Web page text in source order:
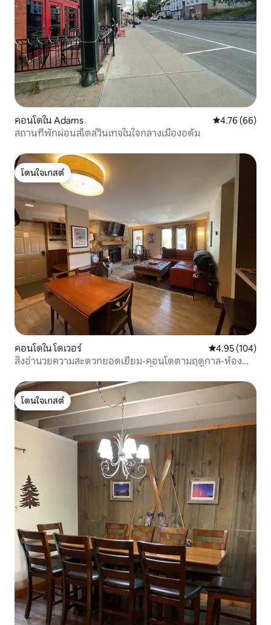
คอนโดใน Adams คะแนนเฉลี่ย
4.76 (66)
สถานที่พักผ่อนสไตล์วินเทจในใจกลางเมืองอดัม
โดนใจเกสต์
โดนใจเกสต์
คอนโดใน โดเวอร์ คะแนนเฉลี่ย
4.95 (104)
สิ่งอำนวยความสะดวกยอดเยี่ยม-คอนโดตามฤดูกาล-ห้อง
โดนใจเกสต์
โดนใจเกสต์